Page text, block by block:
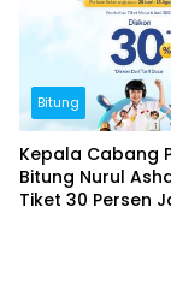
Bitung
Kepala Cabang
Bitung Nurul
Tiket 30 Persen